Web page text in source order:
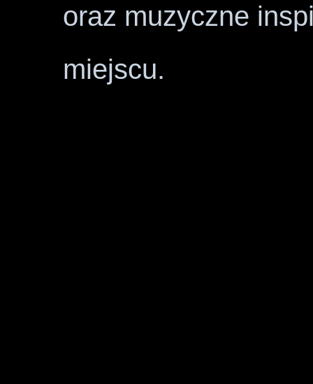
oraz muzyczne
miejscu.